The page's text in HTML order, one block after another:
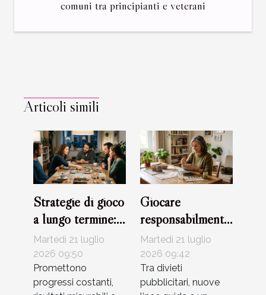
comuni tra principianti e veterani
Articoli simili
Strategie di gioco
a lungo termine:
mito o realtà?
Martedì 21 luglio
2026 09:50
Promettono
progressi costanti,
Giocare
responsabilmente
per cambiare la
narrazione sul
mondo
dell’azzardo
Martedì 21 luglio
2026 09:42
Tra divieti
pubblicitari, nuove